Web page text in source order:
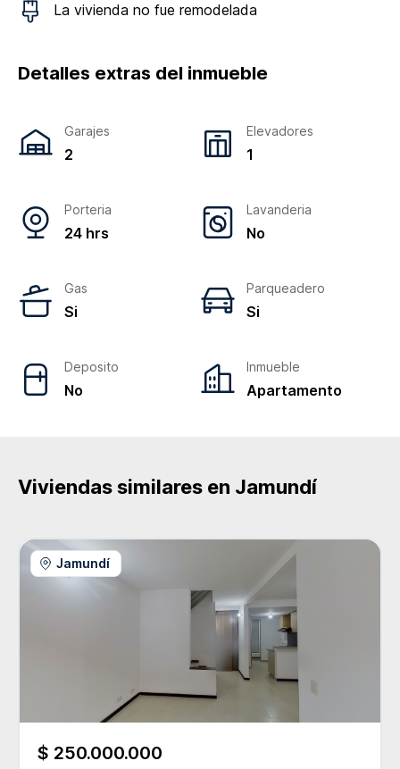
La vivienda no fue remodelada
Detalles extras del inmueble
Garajes
2
Elevadores
1
Porteria
24 hrs
Lavanderia
No
Gas
Si
Parqueadero
Si
Deposito
No
Inmueble
Apartamento
Viviendas similares en Jamundí
Jamundí
$ 250.000.000